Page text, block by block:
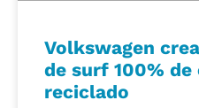
Volkswagen
de surf 100% de
reciclado